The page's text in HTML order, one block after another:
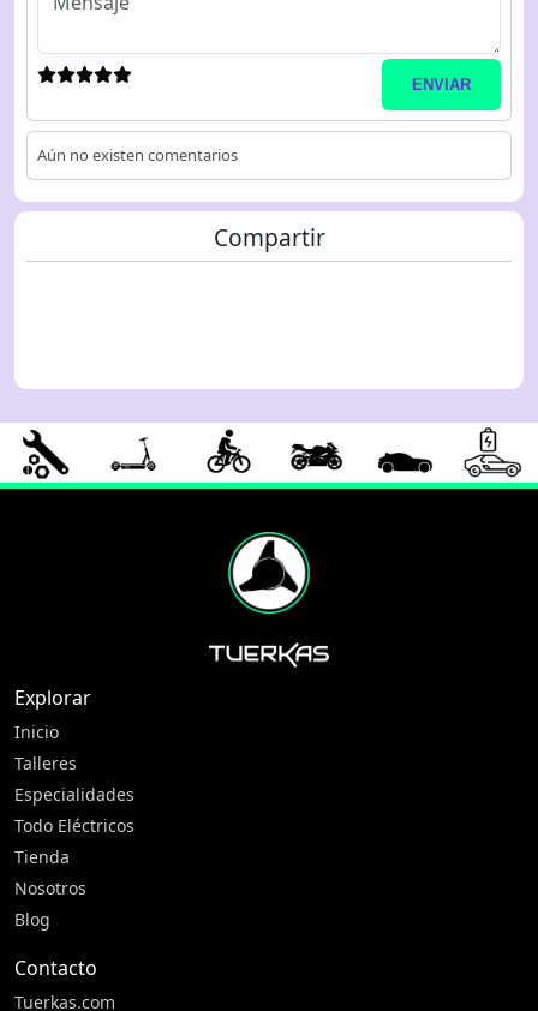
ENVIAR
Aún no existen comentarios
Compartir
Explorar
Inicio
Talleres
Especialidades
Todo Eléctricos
Tienda
Nosotros
Blog
Contacto
Tuerkas.com